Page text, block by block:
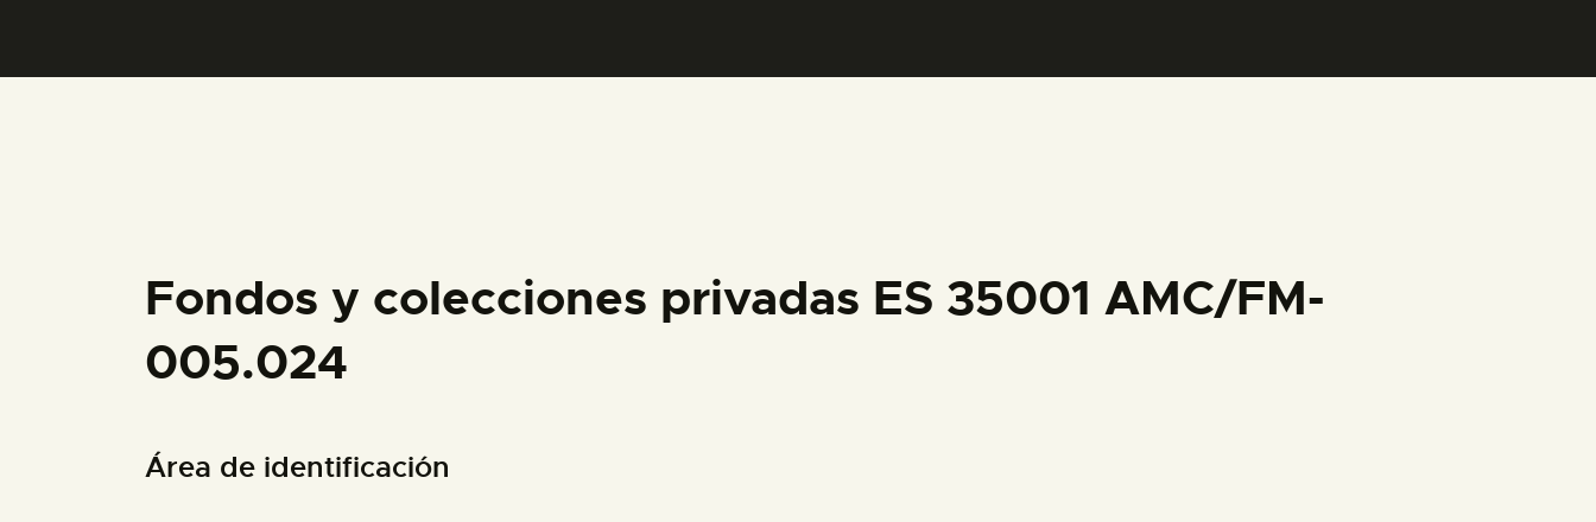
Fondos y colecciones privadas ES 35001 AMC/FM-
005.024
Área de identificación